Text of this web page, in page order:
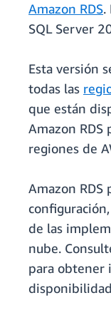
Amazon RDS.
SQL Server
Esta versión
todas las
que están
Amazon RDS
regiones de
Amazon RDS
de las
nube.
para obtener